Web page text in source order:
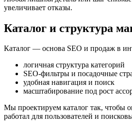
увеличивает отказы.
Каталог и структура
Каталог — основа SEO и продаж в
логичная структура категорий
SEO-фильтры и посадочные
удобная навигация и поиск
масштабирование под рост
Мы проектируем каталог так, чтобы
работал для пользователей и